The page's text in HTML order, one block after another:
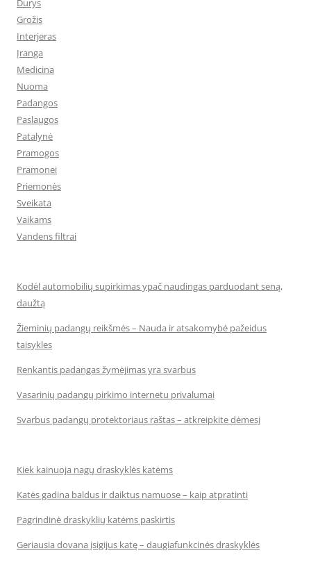
Durys
Grožis
Interjeras
Įranga
Medicina
Nuoma
Padangos
Paslaugos
Patalynė
Pramogos
Pramonei
Priemonės
Sveikata
Vaikams
Vandens filtrai
Kodėl automobilių supirkimas ypač naudingas parduodant seną,
daužtą
Žieminių padangų reikšmės – Nauda ir atsakomybė pažeidus
taisykles
Renkantis padangas žymėjimas yra svarbus
Vasarinių padangų pirkimo internetu privalumai
Svarbus padangų protektoriaus raštas – atkreipkite dėmesį
Kiek kainuoja nagų draskyklės katėms
Katės gadina baldus ir daiktus namuose – kaip atpratinti
Pagrindinė draskyklių katėms paskirtis
Geriausia dovana įsigijus katę – daugiafunkcinės draskyklės